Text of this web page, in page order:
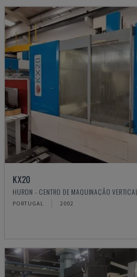
KX20
HURON - CENTRO DE MAQUINAÇÃO VERTICAL
PORTUGAL 2002